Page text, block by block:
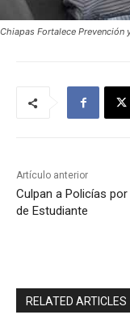
Chiapas Fortalece Prevención
Artículo anterior
Culpan a Policías
de Estudiante
RELATED ARTICLES